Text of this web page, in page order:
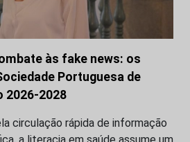
às fake news: os
Portuguesa de
2026-2028
circulação rápida de informação
a literacia em saúde assume um